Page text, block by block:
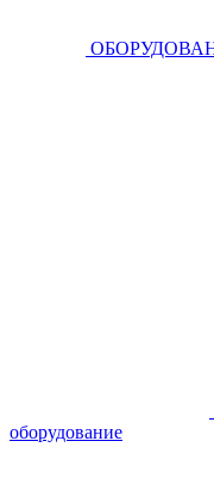
оборудование